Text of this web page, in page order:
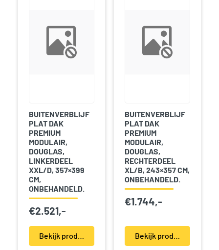
BUITENVERBLIJF
PLAT DAK
PREMIUM
MODULAIR,
DOUGLAS,
LINKERDEEL
XXL/D, 357×399
CM,
ONBEHANDELD.
€2.521,-
Bekijk product(en)
BUITENVERBLIJF
PLAT DAK
PREMIUM
MODULAIR,
DOUGLAS,
RECHTERDEEL
XL/B, 243×357 CM,
ONBEHANDELD.
€1.744,-
Bekijk product(en)